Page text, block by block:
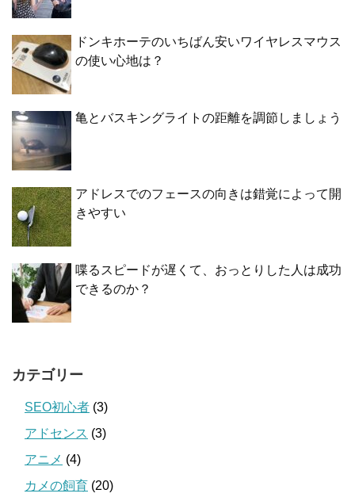
ドンキホーテのいちばん安いワイヤレスマウス
の使い心地は？
亀とバスキングライトの距離を調節しましょう
アドレスでのフェースの向きは錯覚によって開
きやすい
喋るスピードが遅くて、おっとりした人は成功
できるのか？
カテゴリー
SEO初心者 (3)
アドセンス (3)
アニメ (4)
カメの飼育 (20)